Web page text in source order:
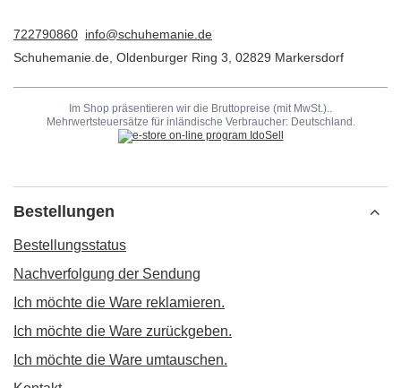
722790860 info@schuhemanie.de
Schuhemanie.de Oldenburger Ring 3 02829 Markersdorf
Im Shop präsentieren wir die Bruttopreise (mit MwSt.)..
Mehrwertsteuersätze für inländische Verbraucher: Deutschland .
Bestellungen
Bestellungsstatus
Nachverfolgung der Sendung
Ich möchte die Ware reklamieren.
Ich möchte die Ware zurückgeben.
Ich möchte die Ware umtauschen.